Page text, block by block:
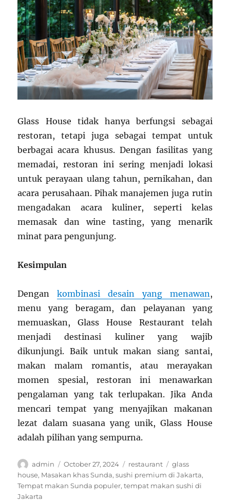
Glass House tidak hanya berfungsi sebagai
restoran, tetapi juga sebagai tempat untuk
berbagai acara khusus. Dengan fasilitas yang
memadai, restoran ini sering menjadi lokasi
untuk perayaan ulang tahun, pernikahan, dan
acara perusahaan. Pihak manajemen juga rutin
mengadakan acara kuliner, seperti kelas
memasak dan wine tasting, yang menarik
minat para pengunjung.
Kesimpulan
Dengankombinasi desain yang menawan ,
menu yang beragam, dan pelayanan yang
memuaskan, Glass House Restaurant telah
menjadi destinasi kuliner yang wajib
dikunjungi. Baik untuk makan siang santai,
makan malam romantis, atau merayakan
momen spesial, restoran ini menawarkan
pengalaman yang tak terlupakan. Jika Anda
mencari tempat yang menyajikan makanan
lezat dalam suasana yang unik, Glass House
adalah pilihan yang sempurna.
Author
admin
Posted
on
October 27, 2024 Categories
restaurant Tags
glass
house, Masakan khas Sunda,sushi premium di Jakarta,
Tempat makan Sunda populer,tempat makan sushi di
Jakarta